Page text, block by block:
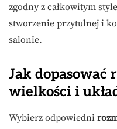
zgodny z całkowitym
stworzenie przytulnej i
salonie.
Jak dopasować
wielkości i
Wybierz odpowiedni